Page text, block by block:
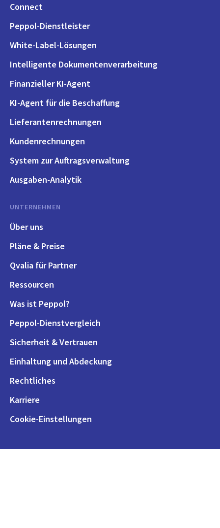
Connect
Peppol-Dienstleister
White-Label-Lösungen
Intelligente Dokumentenverarbeitung
Finanzieller KI-Agent
KI-Agent für die Beschaffung
Lieferantenrechnungen
Kundenrechnungen
System zur Auftragsverwaltung
Ausgaben-Analytik
UNTERNEHMEN
Über uns
Pläne & Preise
Qvalia für Partner
Ressourcen
Was ist Peppol?
Peppol-Dienstvergleich
Sicherheit & Vertrauen
Einhaltung und Abdeckung
Rechtliches
Karriere
Cookie-Einstellungen